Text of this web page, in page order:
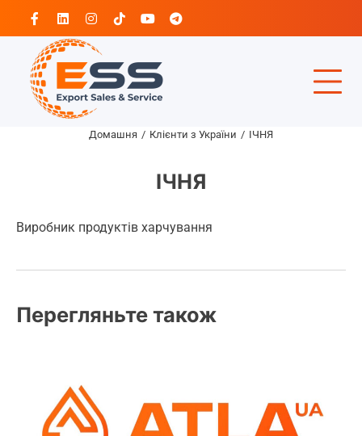
Перейти
Facebook
LinkedinInstagram
TiktokYoutubeTelegram
Домашня Клієнти з України ІЧНЯ
ІЧНЯ
Виробник продуктів харчування
Перегляньте також